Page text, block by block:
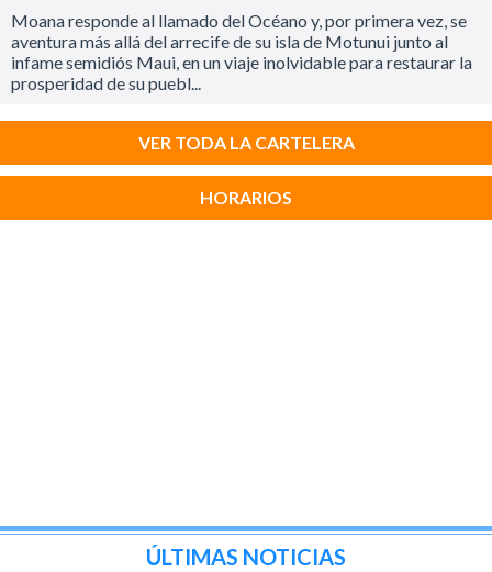
Moana responde al llamado del Océano y, por primera vez, se
aventura más allá del arrecife de su isla de Motunui junto al
infame semidiós Maui, en un viaje inolvidable para restaurar la
prosperidad de su puebl...
VER TODA LA CARTELERA
HORARIOS
ÚLTIMAS NOTICIAS